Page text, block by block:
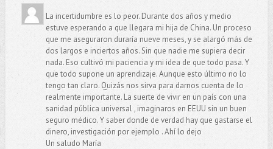
La incertidumbre es lo peor. Durante dos años y medio
estuve esperando a que llegara mi hija de China. Un proceso
que me aseguraron duraría nueve meses, y se alargó más de
dos largos e inciertos años. Sin que nadie me supiera decir
nada. Eso cultivó mi paciencia y mi idea de que todo pasa. Y
que todo supone un aprendizaje. Aunque esto último no lo
tengo tan claro. Quizás nos sirva para darnos cuenta de lo
realmente importante. La suerte de vivir en un país con una
sanidad pública universal , imaginaros en EEUU sin un buen
seguro médico. Y saber donde de verdad hay que gastarse el
dinero, investigación por ejemplo . Ahí lo dejo
Un saludo María